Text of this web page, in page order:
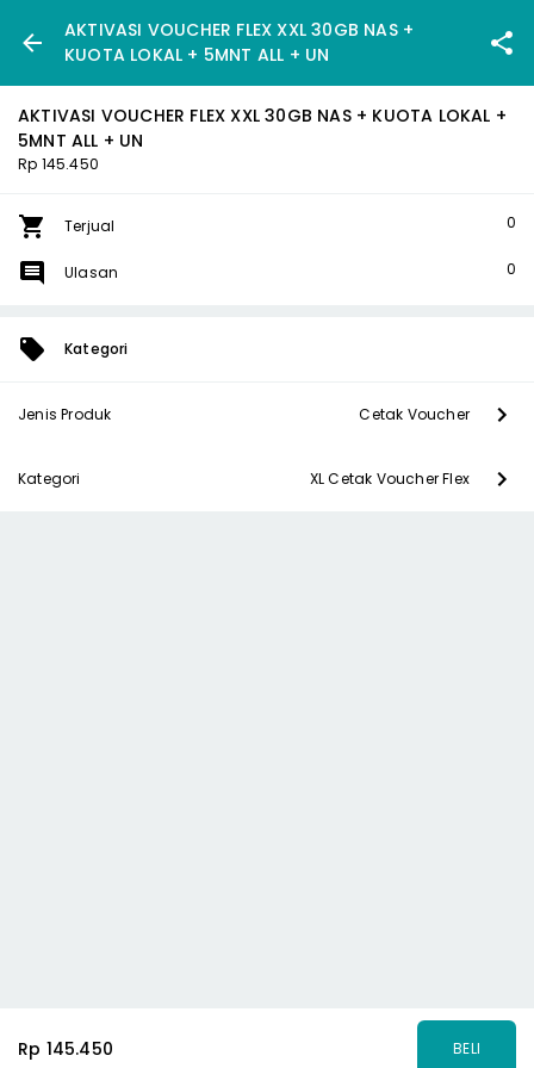
AKTIVASI VOUCHER FLEX XXL 30GB NAS +
KUOTA LOKAL + 5MNT ALL + UN
AKTIVASI VOUCHER FLEX XXL 30GB NAS + KUOTA LOKAL +
5MNT ALL + UN
Rp 145.450
Terjual 0
Ulasan 0
Kategori
Jenis Produk Cetak Voucher
Kategori XL Cetak Voucher Flex
Rp 145.450 BELI